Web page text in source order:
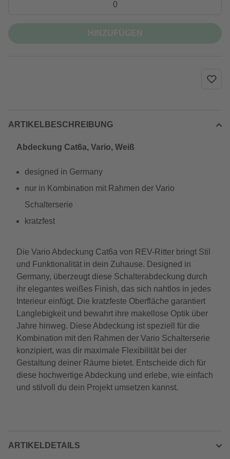
ARTIKELBESCHREIBUNG
Abdeckung Cat6a, Vario, Weiß
designed in Germany
nur in Kombination mit Rahmen der Vario
Schalterserie
kratzfest
Die Vario Abdeckung Cat6a von REV-Ritter bringt Stil
und Funktionalität in dein Zuhause. Designed in
Germany, überzeugt diese Schalterabdeckung durch
ihr elegantes weißes Finish, das sich nahtlos in jedes
Interieur einfügt. Die kratzfeste Oberfläche garantiert
Langlebigkeit und bewahrt ihre makellose Optik über
Jahre hinweg. Diese Abdeckung ist speziell für die
Kombination mit den Rahmen der Vario Schalterserie
konzipiert, was dir maximale Flexibilität bei der
Gestaltung deiner Räume bietet. Entscheide dich für
diese hochwertige Abdeckung und erlebe, wie einfach
und stilvoll du dein Projekt umsetzen kannst.
ARTIKELDETAILS